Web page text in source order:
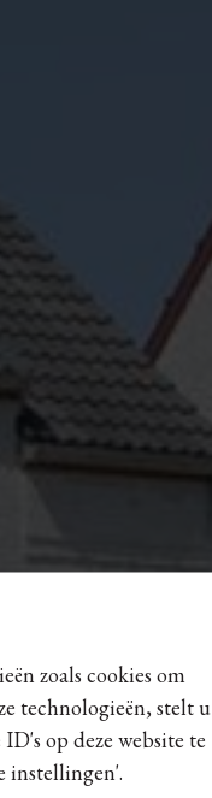
zoals cookies om
technologieën, stelt u
op deze website te
instellingen'.